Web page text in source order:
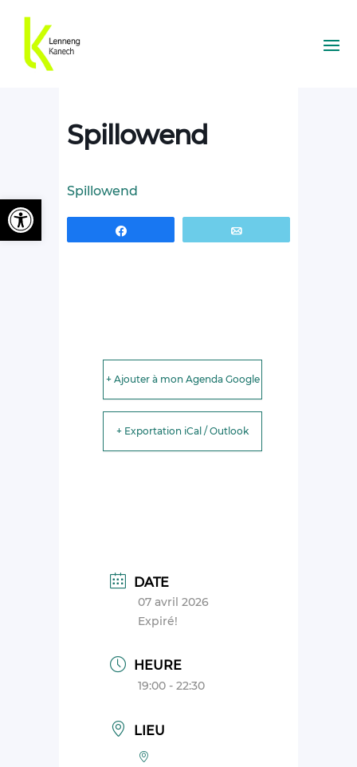
Spillowend
Spillowend
+ Ajouter à mon Agenda Google
+ Exportation iCal / Outlook
DATE
07 avril 2026
Expiré!
HEURE
19:00 - 22:30
LIEU
Ouvrir la barre d’outils